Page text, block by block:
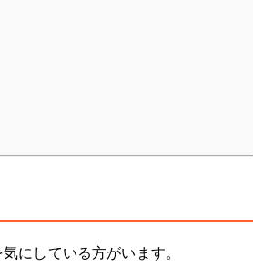
にしている方がいます。